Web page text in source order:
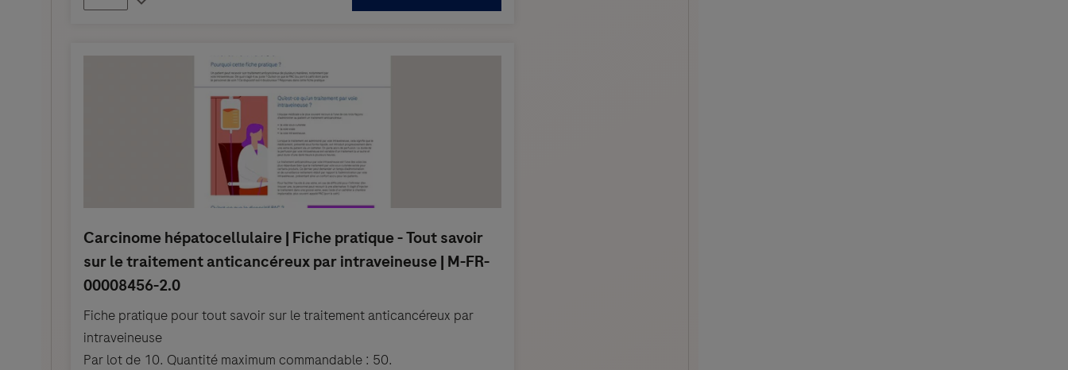
Fiche pratique pour tout savoir sur le traitement anticancéreux par
intraveineuse
Par lot de 10. Quantité maximum commandable : 50.